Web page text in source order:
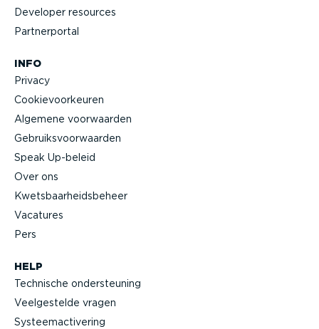
HELP
Technische onder­steuning
Veelge­stelde vragen
Systeem­ac­ti­vering
Developer resources
Partner­portal
INFO
Privacy
Cookie­voor­keuren
Algemene voorwaarden
Gebruiks­voor­waarden
Speak Up-beleid
Over ons
Kwets­baar­heids­beheer
Vacatures
Pers